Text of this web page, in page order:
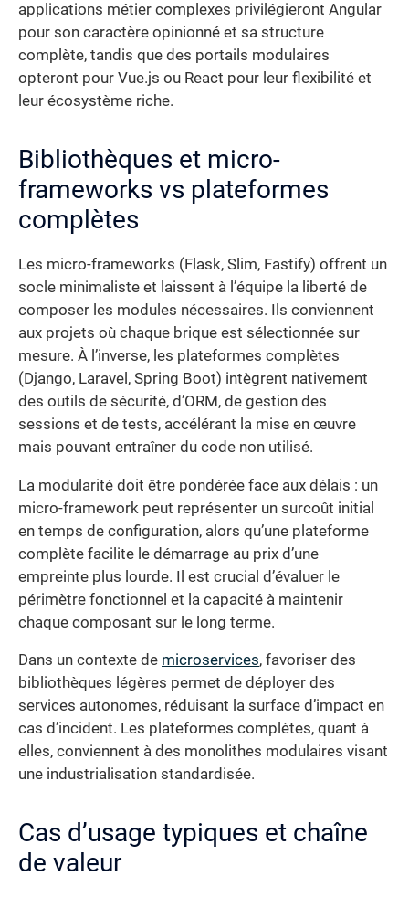
applications métier complexes privilégieront Angular
pour son caractère opinionné et sa structure
complète, tandis que des portails modulaires
opteront pour Vue.js ou React pour leur flexibilité et
leur écosystème riche.
Bibliothèques et micro-
frameworks vs plateformes
complètes
Les micro-frameworks (Flask, Slim, Fastify) offrent un
socle minimaliste et laissent à l’équipe la liberté de
composer les modules nécessaires. Ils conviennent
aux projets où chaque brique est sélectionnée sur
mesure. À l’inverse, les plateformes complètes
(Django, Laravel, Spring Boot) intègrent nativement
des outils de sécurité, d’ORM, de gestion des
sessions et de tests, accélérant la mise en œuvre
mais pouvant entraîner du code non utilisé.
La modularité doit être pondérée face aux délais : un
micro-framework peut représenter un surcoût initial
en temps de configuration, alors qu’une plateforme
complète facilite le démarrage au prix d’une
empreinte plus lourde. Il est crucial d’évaluer le
périmètre fonctionnel et la capacité à maintenir
chaque composant sur le long terme.
Dans un contexte de microservices, favoriser des
bibliothèques légères permet de déployer des
services autonomes, réduisant la surface d’impact en
cas d’incident. Les plateformes complètes, quant à
elles, conviennent à des monolithes modulaires visant
une industrialisation standardisée.
Cas d’usage typiques et chaîne
de valeur